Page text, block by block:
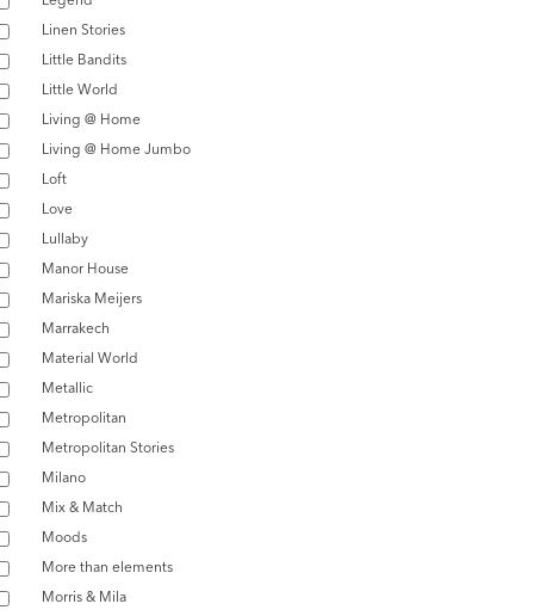
Linen Stories
Little Bandits
Little World
Living @ Home
Living @ Home Jumbo
Loft
Love
Lullaby
Manor House
Mariska Meijers
Marrakech
Material World
Metallic
Metropolitan
Metropolitan Stories
Milano
Mix & Match
Moods
More than elements
Morris & Mila